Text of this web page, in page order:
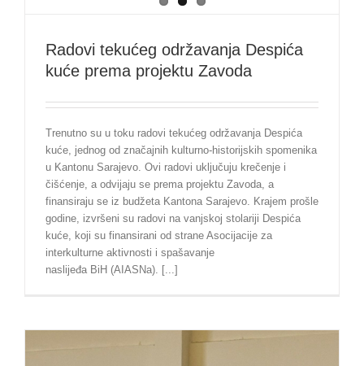
Radovi tekućeg održavanja Despića
kuće prema projektu Zavoda
Trenutno su u toku radovi tekućeg održavanja Despića
kuće, jednog od značajnih kulturno-historijskih spomenika
u Kantonu Sarajevo. Ovi radovi uključuju krečenje i
čišćenje, a odvijaju se prema projektu Zavoda, a
finansiraju se iz budžeta Kantona Sarajevo. Krajem prošle
godine, izvršeni su radovi na vanjskoj stolariji Despića
kuće, koji su finansirani od strane Asocijacije za
interkulturne aktivnosti i spašavanje
naslijeđa BiH (AIASNa). [...]